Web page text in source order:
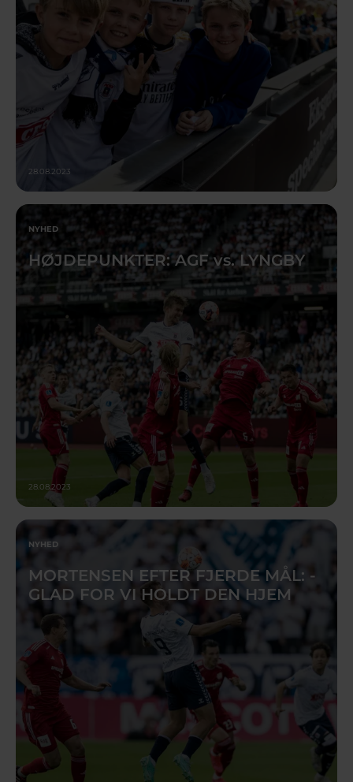
28.08.2023
NYHED
HØJDEPUNKTER: AGF vs. LYNGBY
28.08.2023
NYHED
MORTENSEN EFTER FJERDE MÅL: -
GLAD FOR VI HOLDT DEN HJEM